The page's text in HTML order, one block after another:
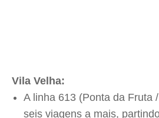
Vila Velha:
A linha 613 (Ponta da Fruta
seis viagens a mais,